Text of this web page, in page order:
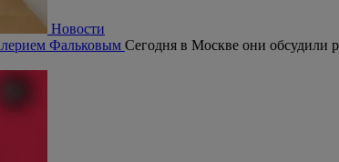
Новости
Фальковым Сегодня в Москве они обсудили